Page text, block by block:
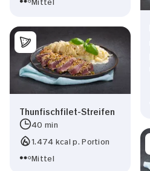
Thunfischfilet-Streifen
40 min
1.474 kcal p. Portion
Mittel